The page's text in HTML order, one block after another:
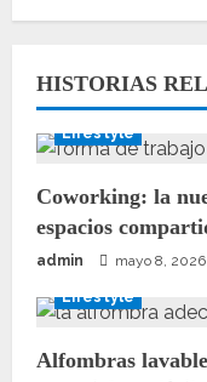
HISTORIAS
Lifestyle
Coworking: la
espacios
admin mayo 8, 2026
Lifestyle
Alfombras